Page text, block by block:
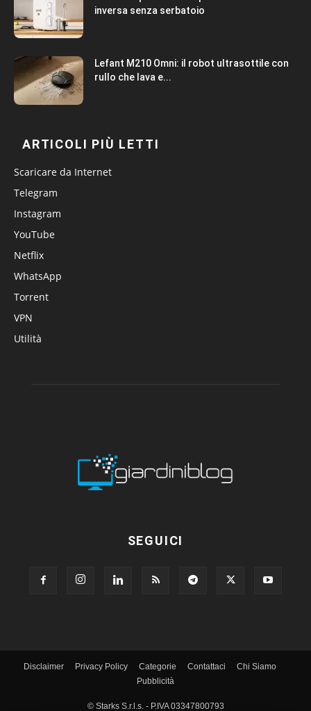
inversa senza serbatoio
Lefant M210 Omni: il robot ultrasottile con
rullo che lava e...
ARTICOLI PIÙ LETTI
Scaricare da Internet
Telegram
Instagram
YouTube
Netflix
WhatsApp
Torrent
VPN
Utilità
SEGUICI
Disclaimer Privacy Policy Categorie Contattaci
Chi Siamo
Pubblicità
© Starks S.r.l.s. - P.IVA 03347800793